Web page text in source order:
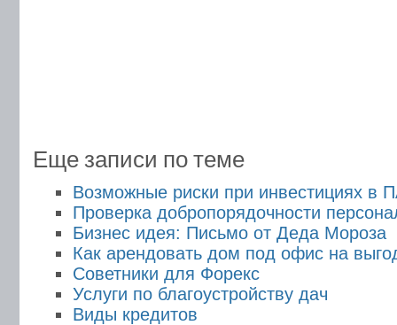
Еще записи по теме
Возможные риски при инвестициях в
Проверка добропорядочности
Бизнес идея: Письмо от Деда Мороза
Как арендовать дом под офис на
Советники для Форекс
Услуги по благоустройству дач
Виды кредитов